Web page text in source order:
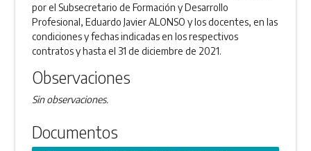
por el Subsecretario de Formación y Desarrollo
Profesional, Eduardo Javier ALONSO y los docentes, en las
condiciones y fechas indicadas en los respectivos
contratos y hasta el 31 de diciembre de 2021.
Observaciones
Sin observaciones.
Documentos